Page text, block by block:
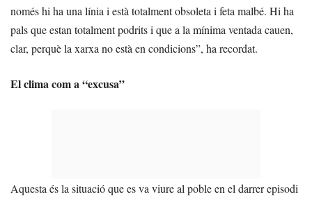
només hi ha una línia i està totalment obsoleta i feta malbé. Hi ha
pals que estan totalment podrits i que a la mínima ventada cauen,
clar, perquè la xarxa no està en condicions”, ha recordat.
El clima com a “excusa”
Aquesta és la situació que es va viure al poble en el darrer episodi